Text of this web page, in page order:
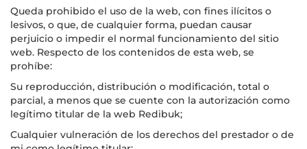
Queda prohibido el uso de la web, con fines ilícitos o
lesivos, o que, de cualquier forma, puedan causar
perjuicio o impedir el normal funcionamiento del sitio
web. Respecto de los contenidos de esta web, se
prohíbe:
Su reproducción, distribución o modificación, total o
parcial, a menos que se cuente con la autorización como
legítimo titular de la web Redibuk;
Cualquier vulneración de los derechos del prestador o de